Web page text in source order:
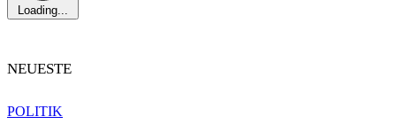
Loading...
NEUESTE
POLITIK